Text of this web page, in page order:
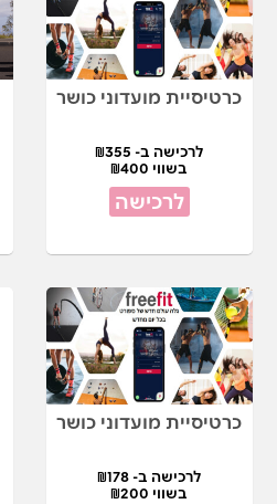
כרטיסיית מועדוני כושר
לרכישה ב- ₪355
בשווי ₪400
לרכישה
כרטיסיית מועדוני כושר
לרכישה ב- ₪178
בשווי ₪200